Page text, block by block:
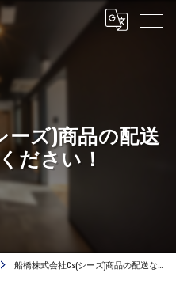
ーズ)商品の配送
ださい！
船橋株式会社C's(シーズ)商品の配送ならお任せください！